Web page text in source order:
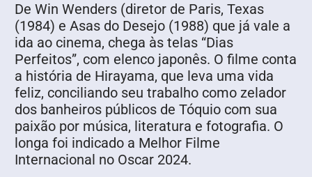
De Win Wenders (diretor de Paris, Texas
(1984) e Asas do Desejo (1988) que já vale a
ida ao cinema, chega às telas “Dias
Perfeitos”, com elenco japonês. O filme conta
a história de Hirayama, que leva uma vida
feliz, conciliando seu trabalho como zelador
dos banheiros públicos de Tóquio com sua
paixão por música, literatura e fotografia. O
longa foi indicado a Melhor Filme
Internacional no Oscar 2024.